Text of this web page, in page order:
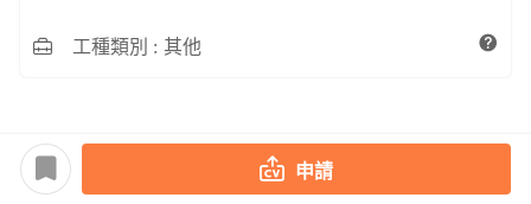
工種類別 : 其他
申請